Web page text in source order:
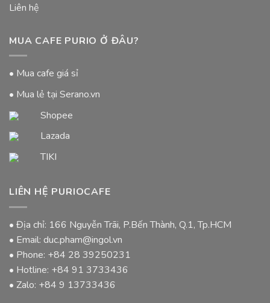
Liên hệ
MUA CAFE PURIO Ở ĐÂU?
• Mua cafe giá sỉ
• Mua lẻ tại Serano.vn
Shopee
Lazada
TIKI
LIÊN HỆ PURIOCAFE
• Địa chỉ: 166 Nguyễn Trãi, P.Bến Thành, Q.1, Tp.HCM
• Email: duc.pham@ingol.vn
• Phone: +84 28 39250231
• Hotline: +84 91 3733436
• Zalo: +84 9 13733436